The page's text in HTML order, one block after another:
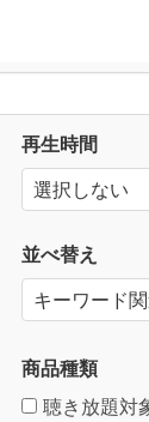
再生時間
並べ替え
商品種類
聴き放題対